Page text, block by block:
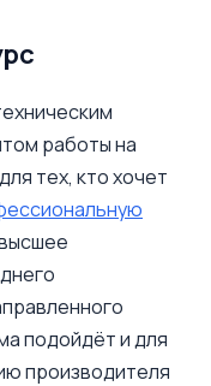
работы на
тех, кто хочет
подойдёт и для
производителя